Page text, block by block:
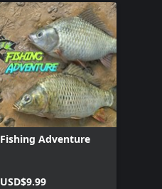
Fishing Adventure
USD$9.99